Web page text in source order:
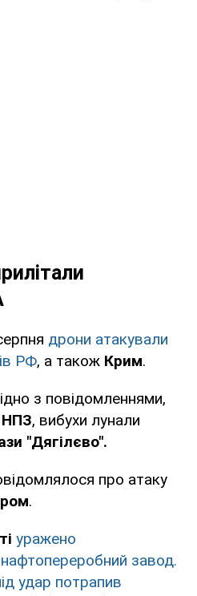
дрони атакували
РФ, а також Крим.
з повідомленнями,
НПЗ, вибухи лунали
"Дягілєво".
про атаку
.
уражено
завод.
удар потрапив